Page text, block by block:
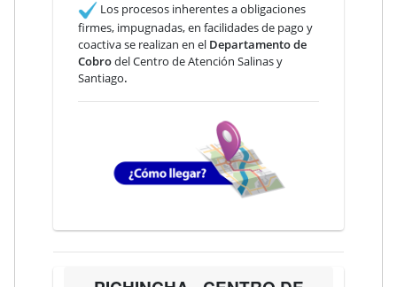
Los procesos inherentes a obligaciones
firmes, impugnadas, en facilidades de pago y
coactiva se realizan en el Departamento de
Cobrodel Centro de Atención Salinas y
Santiago.